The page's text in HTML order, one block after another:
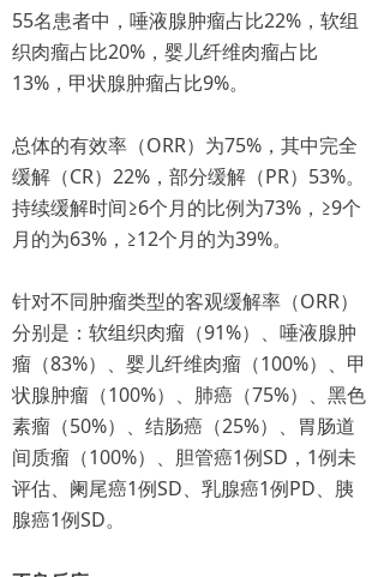
55名患者中，唾液腺肿瘤占比22%，软组
织肉瘤占比20%，婴儿纤维肉瘤占比
13%，甲状腺肿瘤占比9%。
总体的有效率（ORR）为75%，其中完全
缓解（CR）22%，部分缓解（PR）53%。
持续缓解时间≥6个月的比例为73%，≥9个
月的为63%，≥12个月的为39%。
针对不同肿瘤类型的客观缓解率（ORR）
分别是：软组织肉瘤（91%）、唾液腺肿
瘤（83%）、婴儿纤维肉瘤（100%）、甲
状腺肿瘤（100%）、肺癌（75%）、黑色
素瘤（50%）、结肠癌（25%）、胃肠道
间质瘤（100%）、胆管癌1例SD，1例未
评估、阑尾癌1例SD、乳腺癌1例PD、胰
腺癌1例SD。